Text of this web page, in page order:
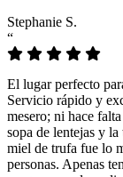
Stephanie S.
“
El lugar perfecto
Servicio rápido y
mesero; ni hace
sopa de lentejas y
miel de trufa fue lo
personas. Apenas